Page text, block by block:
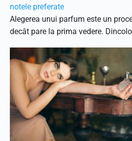
notele preferate
Alegerea unui parfum este un
decât pare la prima vedere.